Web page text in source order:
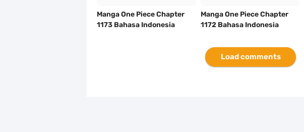
Manga One Piece Chapter
1173 Bahasa Indonesia
Manga One Piece Chapter
1172 Bahasa Indonesia
Load comments